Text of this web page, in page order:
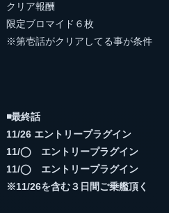
クリア報酬
限定ブロマイド６枚
※第壱話がクリアしてる事が条件
◾️最終話
11/26 エントリープラグイン
11/◯ エントリープラグイン
11/◯ エントリープラグイン
※11/26を含む３日間ご乗艦頂く